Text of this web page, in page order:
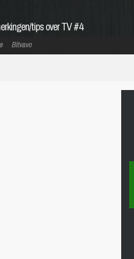
tips over TV #4
Bitvavo